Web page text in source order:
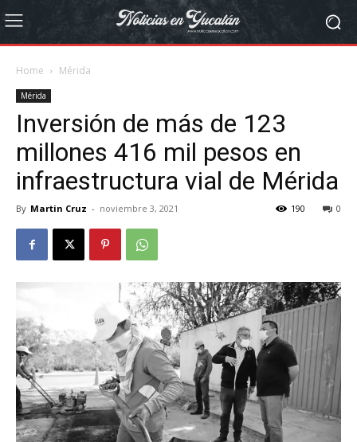
Home Mérida
Mérida
Inversión de más de 123
millones 416 mil pesos en
infraestructura vial de Mérida
By Martin Cruz - noviembre 3, 2021 0
190